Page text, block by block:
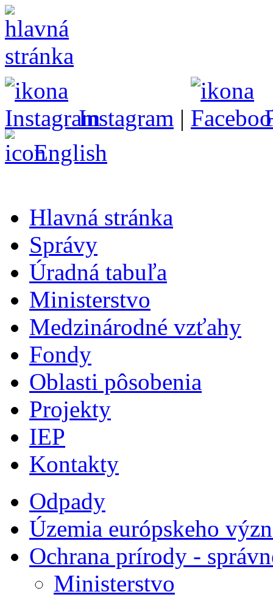
Instagram |
English
Hlavná stránka
Správy
Úradná tabuľa
Ministerstvo
Medzinárodné vzťahy
Fondy
Oblasti pôsobenia
Projekty
IEP
Kontakty
Odpady
Územia európskeho
Ochrana prírody -
Ministerstvo